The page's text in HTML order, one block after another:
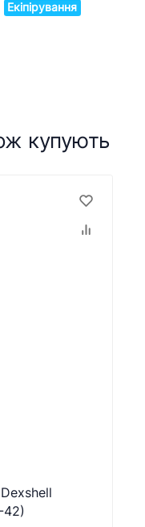
Екіпірування
купують
42)